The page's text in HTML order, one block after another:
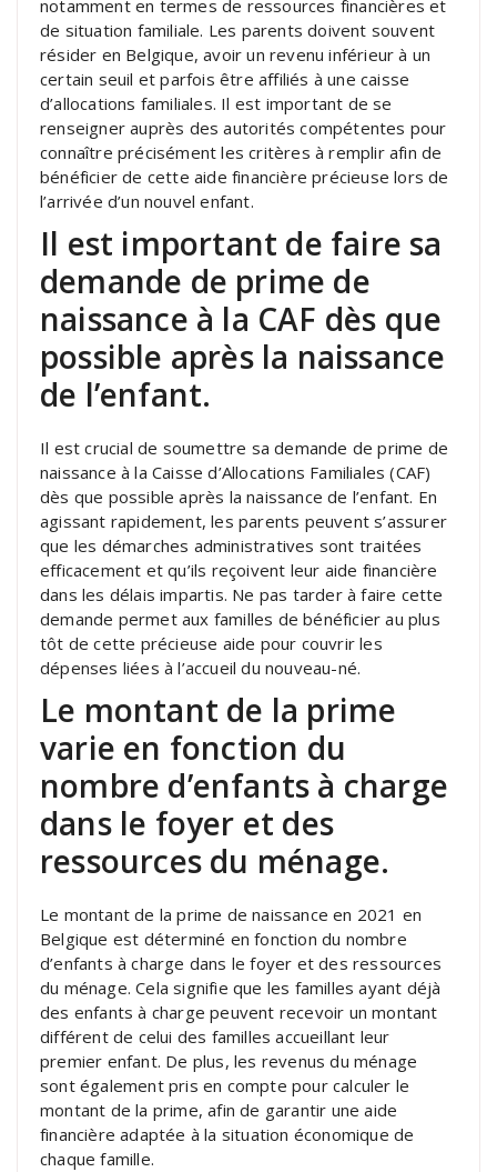
notamment en termes de ressources financières et
de situation familiale. Les parents doivent souvent
résider en Belgique, avoir un revenu inférieur à un
certain seuil et parfois être affiliés à une caisse
d’allocations familiales. Il est important de se
renseigner auprès des autorités compétentes pour
connaître précisément les critères à remplir afin de
bénéficier de cette aide financière précieuse lors de
l’arrivée d’un nouvel enfant.
Il est important de faire sa
demande de prime de
naissance à la CAF dès que
possible après la naissance
de l’enfant.
Il est crucial de soumettre sa demande de prime de
naissance à la Caisse d’Allocations Familiales (CAF)
dès que possible après la naissance de l’enfant. En
agissant rapidement, les parents peuvent s’assurer
que les démarches administratives sont traitées
efficacement et qu’ils reçoivent leur aide financière
dans les délais impartis. Ne pas tarder à faire cette
demande permet aux familles de bénéficier au plus
tôt de cette précieuse aide pour couvrir les
dépenses liées à l’accueil du nouveau-né.
Le montant de la prime
varie en fonction du
nombre d’enfants à charge
dans le foyer et des
ressources du ménage.
Le montant de la prime de naissance en 2021 en
Belgique est déterminé en fonction du nombre
d’enfants à charge dans le foyer et des ressources
du ménage. Cela signifie que les familles ayant déjà
des enfants à charge peuvent recevoir un montant
différent de celui des familles accueillant leur
premier enfant. De plus, les revenus du ménage
sont également pris en compte pour calculer le
montant de la prime, afin de garantir une aide
financière adaptée à la situation économique de
chaque famille.